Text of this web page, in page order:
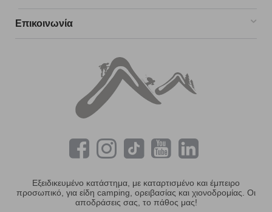
Επικοινωνία
Εξειδικευμένο κατάστημα, με καταρτισμένο και έμπειρο
προσωπικό, για είδη camping, ορειβασίας και χιονοδρομίας. Οι
αποδράσεις σας, το πάθος μας!